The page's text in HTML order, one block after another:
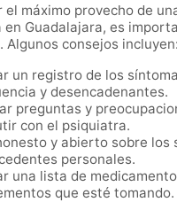
el máximo provecho de
en Guadalajara, es
Algunos consejos incluyen:
un registro de los
y desencadenantes.
preguntas y
con el psiquiatra.
y abierto sobre los
personales.
una lista de
que esté tomando.